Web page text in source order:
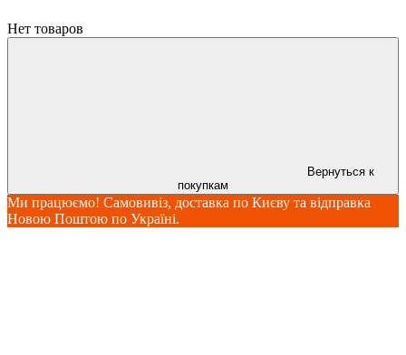
Нет товаров
Вернуться к
покупкам
Ми працюємо! Самовивіз, доставка по Києву та відправка
Новою Поштою по Україні.